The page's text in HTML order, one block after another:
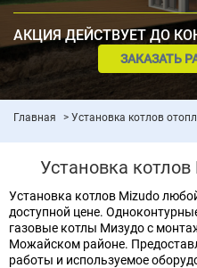
АКЦИЯ ДЕЙСТВУЕТ ДО
ЗАКАЗАТЬ
Главная Установка котлов
Установка
Установка котлов Mizudo
доступной цене.
газовые котлы Мизудо с
Можайском районе.
работы и используемое